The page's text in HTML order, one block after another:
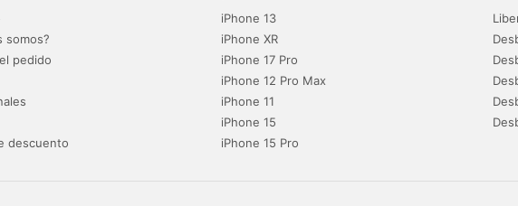
somos?
pedido
descuento
iPhone 13
iPhone XR
iPhone 17 Pro
iPhone 12 Pro Max
iPhone 11
iPhone 15
iPhone 15 Pro